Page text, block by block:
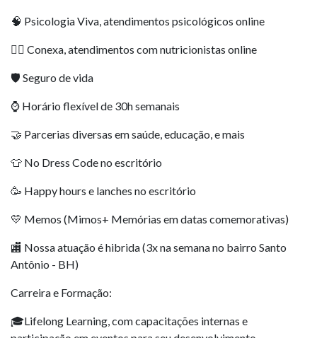
🧠 Psicologia Viva, atendimentos psicológicos online
👩‍⚕️ Conexa, atendimentos com nutricionistas online
🛡️ Seguro de vida
⌚ Horário flexível de 30h semanais
🤝 Parcerias diversas em saúde, educação, e mais
👕 No Dress Code no escritório
🥳 Happy hours e lanches no escritório
💛 Memos (Mimos+ Memórias em datas comemorativas)
🏬 Nossa atuação é hibrida (3x na semana no bairro Santo
Antônio - BH)
Carreira e Formação:
🎓Lifelong Learning, com capacitações internas e